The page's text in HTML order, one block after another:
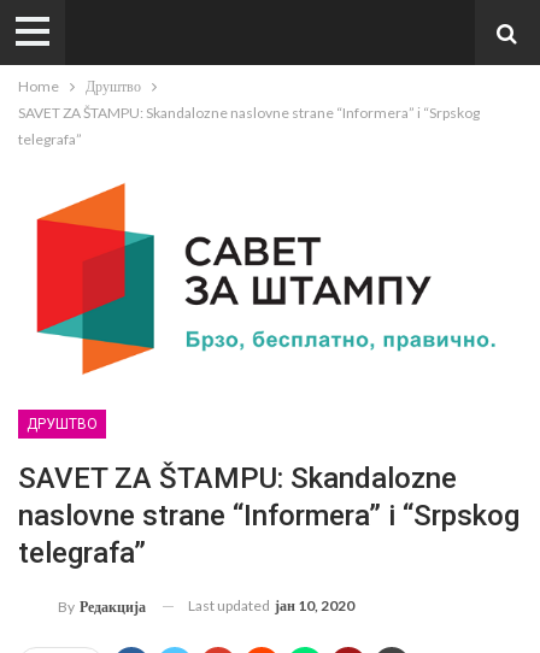
Home
Друштво
SAVET ZA ŠTAMPU: Skandalozne naslovne strane “Informera” i “Srpskog
telegrafa”
ДРУШТВО
SAVET ZA ŠTAMPU: Skandalozne
naslovne strane “Informera” i “Srpskog
telegrafa”
By Редакција Last updated јан 10, 2020